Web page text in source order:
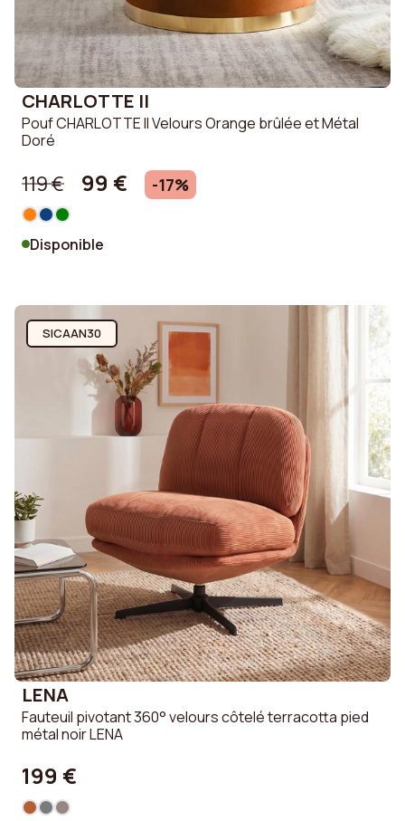
CHARLOTTE II
Pouf CHARLOTTE II Velours Orange brûlée et Métal
Doré
119 € 99 € -17%
Disponible
SICAAN30
LENA
Fauteuil pivotant 360° velours côtelé terracotta pied
métal noir LENA
199 €